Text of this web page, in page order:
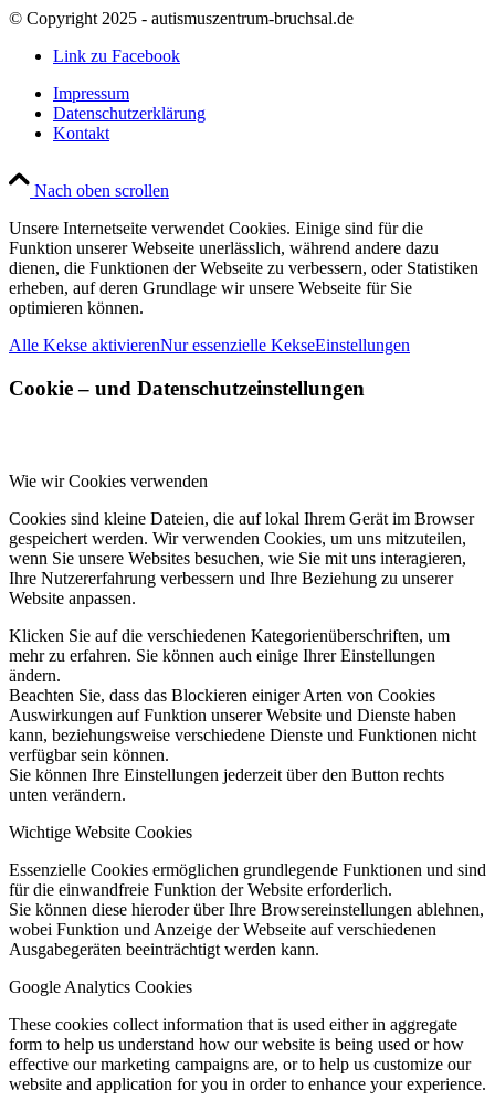
© Copyright 2025 - autismuszentrum-bruchsal.de
Link zu Facebook
Impressum
Datenschutzerklärung
Kontakt
Nach oben scrollen
Unsere Internetseite verwendet Cookies. Einige sind für die
Funktion unserer Webseite unerlässlich, während andere dazu
dienen, die Funktionen der Webseite zu verbessern, oder Statistiken
erheben, auf deren Grundlage wir unsere Webseite für Sie
optimieren können.
Alle Kekse aktivierenNur essenzielle KekseEinstellungen
Cookie – und Datenschutzeinstellungen
Wie wir Cookies verwenden
Cookies sind kleine Dateien, die auf lokal Ihrem Gerät im Browser
gespeichert werden. Wir verwenden Cookies, um uns mitzuteilen,
wenn Sie unsere Websites besuchen, wie Sie mit uns interagieren,
Ihre Nutzererfahrung verbessern und Ihre Beziehung zu unserer
Website anpassen.
Klicken Sie auf die verschiedenen Kategorienüberschriften, um
mehr zu erfahren. Sie können auch einige Ihrer Einstellungen
ändern.
Beachten Sie, dass das Blockieren einiger Arten von Cookies
Auswirkungen auf Funktion unserer Website und Dienste haben
kann, beziehungsweise verschiedene Dienste und Funktionen nicht
verfügbar sein können.
Sie können Ihre Einstellungen jederzeit über den Button rechts
unten verändern.
Wichtige Website Cookies
Essenzielle Cookies ermöglichen grundlegende Funktionen und sind
für die einwandfreie Funktion der Website erforderlich.
Sie können diese hieroder über Ihre Browsereinstellungen ablehnen,
wobei Funktion und Anzeige der Webseite auf verschiedenen
Ausgabegeräten beeinträchtigt werden kann.
Google Analytics Cookies
These cookies collect information that is used either in aggregate
form to help us understand how our website is being used or how
effective our marketing campaigns are, or to help us customize our
website and application for you in order to enhance your experience.